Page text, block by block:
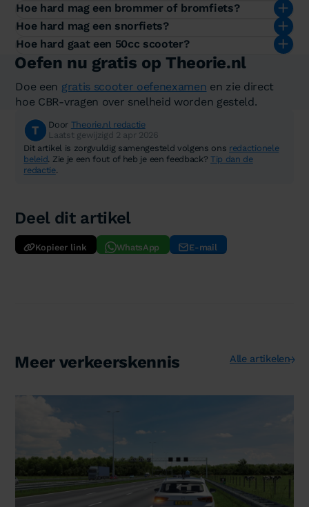
Hoe hard mag een brommer of bromfiets?
Hoe hard mag een snorfiets?
Hoe hard gaat een 50cc scooter?
Oefen nu gratis op Theorie.nl
Doe een gratis scooter oefenexamen en zie direct
hoe CBR-vragen over snelheid worden gesteld.
Door Theorie.nl redactie
Laatst gewijzigd 2 apr 2026
Dit artikel is zorgvuldig samengesteld volgens ons redactionele
beleid. Zie je een fout of heb je een feedback? Tip dan de
redactie.
Deel dit artikel
Kopieer link WhatsApp E-mail
Meer verkeerskennis Alle artikelen